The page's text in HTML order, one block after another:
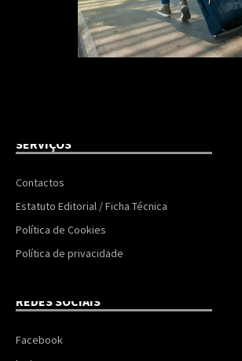
SERVIÇOS
Contactos
Estatuto Editorial / Ficha Técnica
Política de Cookies
Política de privacidade
REDES SOCIAIS
Facebook